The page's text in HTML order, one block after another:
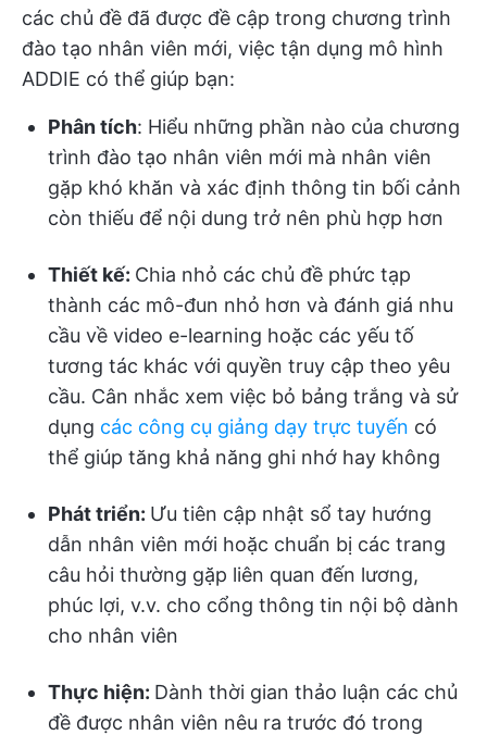
các chủ đề đã được đề cập trong chương trình
đào tạo nhân viên mới, việc tận dụng mô hình
ADDIE có thể giúp bạn:
Phân tích: Hiểu những phần nào của chương
trình đào tạo nhân viên mới mà nhân viên
gặp khó khăn và xác định thông tin bối cảnh
còn thiếu để nội dung trở nên phù hợp hơn
Thiết kế: Chia nhỏ các chủ đề phức tạp
thành các mô-đun nhỏ hơn và đánh giá nhu
cầu về video e-learning hoặc các yếu tố
tương tác khác với quyền truy cập theo yêu
cầu. Cân nhắc xem việc bỏ bảng trắng và sử
dụng các công cụ giảng dạy trực tuyến có
thể giúp tăng khả năng ghi nhớ hay không
Phát triển: Ưu tiên cập nhật sổ tay hướng
dẫn nhân viên mới hoặc chuẩn bị các trang
câu hỏi thường gặp liên quan đến lương,
phúc lợi, v.v. cho cổng thông tin nội bộ dành
cho nhân viên
Thực hiện: Dành thời gian thảo luận các chủ
đề được nhân viên nêu ra trước đó trong